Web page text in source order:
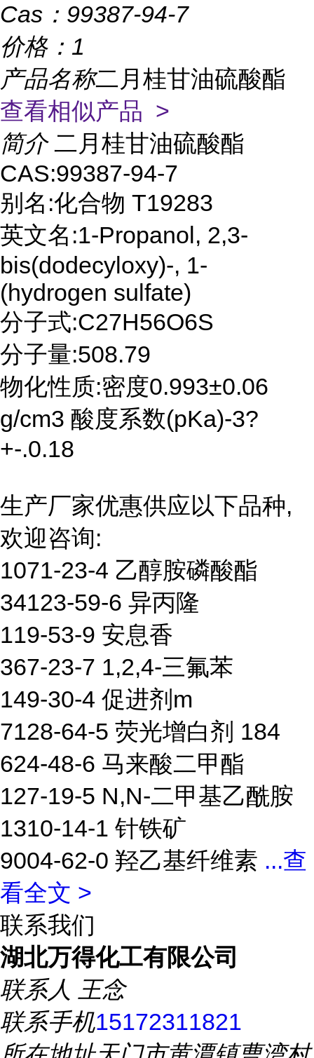
Cas： 99387-94-7
价格： 1
产品名称二月桂甘油硫酸酯
查看相似产品 >
简介 二月桂甘油硫酸酯
CAS:99387-94-7
别名:化合物 T19283
英文名:1-Propanol, 2,3-
bis(dodecyloxy)-, 1-
(hydrogen sulfate)
分子式:C27H56O6S
分子量:508.79
物化性质:密度0.993±0.06
g/cm3 酸度系数(pKa)-3?
+-.0.18
生产厂家优惠供应以下品种,
欢迎咨询:
1071-23-4 乙醇胺磷酸酯
34123-59-6 异丙隆
119-53-9 安息香
367-23-7 1,2,4-三氟苯
149-30-4 促进剂m
7128-64-5 荧光增白剂 184
624-48-6 马来酸二甲酯
127-19-5 N,N-二甲基乙酰胺
1310-14-1 针铁矿
9004-62-0 羟乙基纤维素 ...查
看全文 >
联系我们
湖北万得化工有限公司
联系人 王念
联系手机15172311821